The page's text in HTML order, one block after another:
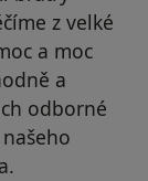
z velké
a moc
a
odborné